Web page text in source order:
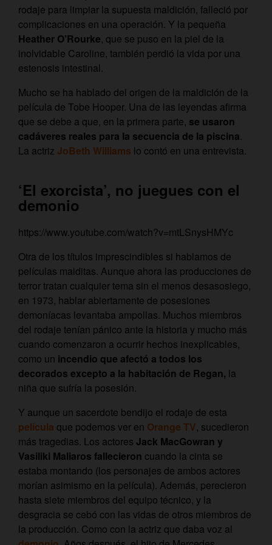
rodaje para limpiar la supuesta maldición, falleció por
complicaciones en una operación. Y la pequeña
Heather O’Rourke, que se puso en la piel de la
inolvidable Caroline, también perdió la vida por una
estenosis intestinal.
Mucho se ha hablado del origen de la maldición de la
película de Tobe Hooper. Una de las leyendas afirma
que se debe a que, en la primera parte, se usaron
cadáveres reales para la secuencia de la piscina.
La actriz JoBeth Williams lo contó en una entrevista.
‘El exorcista’, no juegues con el
demonio
https://www.youtube.com/watch?v=mtLSnysHMYc
Otra de los títulos imprescindibles si hablamos de
películas malditas. Aunque ahora las producciones de
terror tratan cualquier tema sin el menos desasosiego,
en 1973, hablar abiertamente de posesiones
demoníacas levantaba ampollas. Muchos miembros
del rodaje tenían pánico ante la historia y mucho más
cuando comenzaron a ocurrir hechos inexplicables,
como un incendio que afectó a todos los
decorados excepto a la habitación de Regan, la
niña que sufría la posesión.
Y aunque un sacerdote bendijo el rodaje de esta
película que podemos ver en Orange TV, sucedieron
más tragedias. Los actores Jack MacGowran y
Vasiliki Maliaros fallecieron cuando la cinta se
estaba montando (los personajes de ambos actores
morían asimismo en la película). Además, perecieron
hasta siete miembros del equipo técnico, y la
desgracia se cebó con las vidas de otros miembros de
la producción. Como con la actriz que daba voz al